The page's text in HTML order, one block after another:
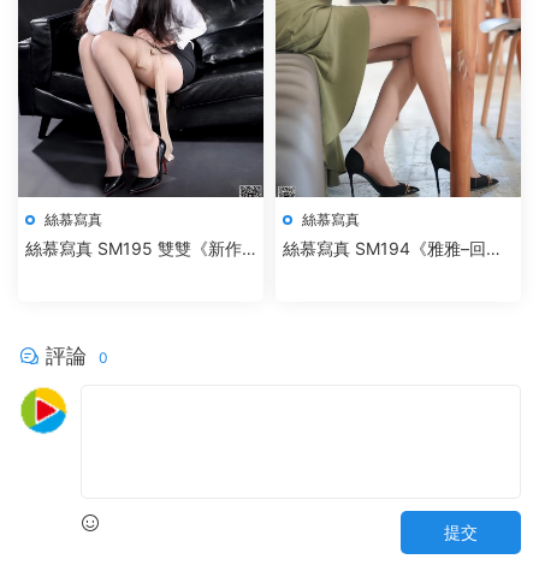
絲慕寫真
絲慕寫真 SM195 雙雙《新作–
絲慕寫真
絲慕寫真 SM194《雅雅–回
評論 0
提交